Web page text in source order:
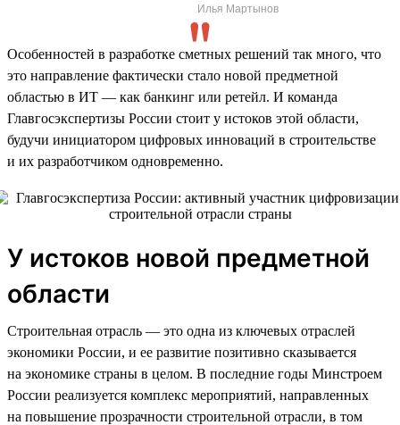
Илья Мартынов
Особенностей в разработке сметных решений так много, что
это направление фактически стало новой предметной
областью в ИТ — как банкинг или ретейл. И команда
Главгосэкспертизы России стоит у истоков этой области,
будучи инициатором цифровых инноваций в строительстве
и их разработчиком одновременно.
У истоков новой предметной
области
Строительная отрасль — это одна из ключевых отраслей
экономики России, и ее развитие позитивно сказывается
на экономике страны в целом. В последние годы Минстроем
России реализуется комплекс мероприятий, направленных
на повышение прозрачности строительной отрасли, в том